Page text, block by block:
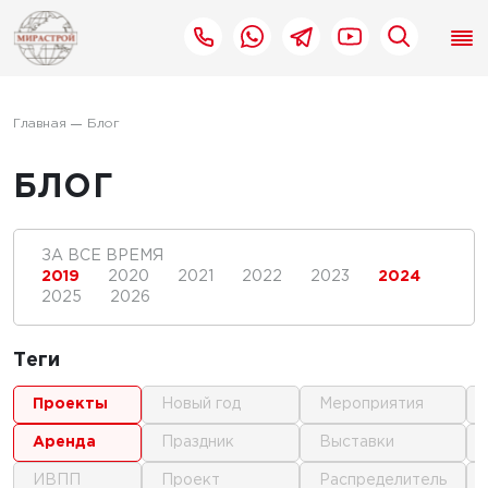
Главная Блог
БЛОГ
ЗА ВСЕ ВРЕМЯ
2019
2020 2021 2022 2023
2024
2025
2026
Теги
проекты
аренда
ИВПП
новый год
праздник
проект
мероприятия
выставки
распределитель